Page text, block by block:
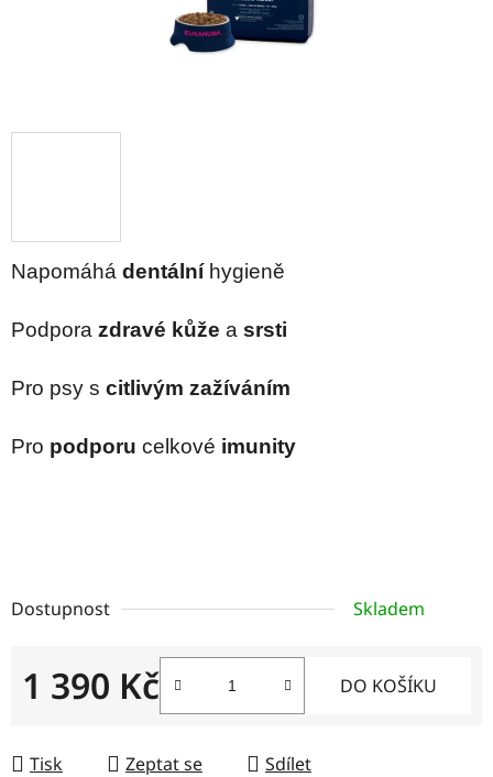
Napomáhá dentálníhygieně
Podpora zdravé kůže a srsti
Pro psy s citlivým zažíváním
Pro podporu celkové imunity
Dostupnost Skladem
1 390 Kč DO KOŠÍKU
Tisk Zeptat se Sdílet